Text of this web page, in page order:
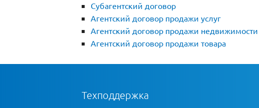
Субагентский договор
Агентский договор продажи услуг
Агентский договор продажи недвижимости
Агентский договор продажи товара
Техподдержка